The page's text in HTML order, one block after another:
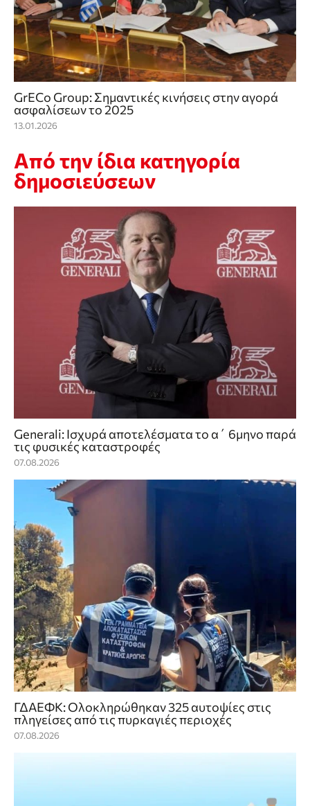
GrECo Group: Σημαντικές κινήσεις στην αγορά
ασφαλίσεων το 2025
13.01.2026
Από την ίδια κατηγορία
δημοσιεύσεων
Generali: Ισχυρά αποτελέσματα το α΄ 6μηνο παρά
τις φυσικές καταστροφές
07.08.2026
ΓΔΑΕΦΚ: Ολοκληρώθηκαν 325 αυτοψίες στις
πληγείσες από τις πυρκαγιές περιοχές
07.08.2026